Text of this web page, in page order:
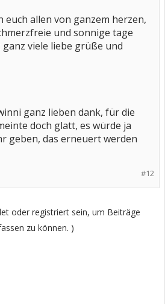
euch allen von ganzem herzen,
und sonnige tage
viele liebe grüße und
ganz lieben dank, für die
doch glatt, es würde ja
geben, das erneuert werden
#12
oder registriert sein, um Beiträge
zu können. )